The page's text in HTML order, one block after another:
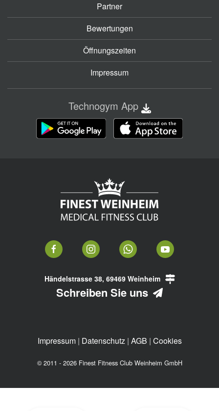
Partner
Bewertungen
Öffnungszeiten
Impressum
Technogym App
Händelstrasse 38, 69469 Weinheim
Schreiben Sie uns
Impressum| Datenschutz| AGB | Cookies
© 2011 - 2026 Finest Fitness Club Weinheim GmbH